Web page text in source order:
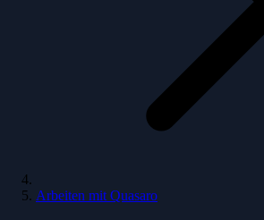
Arbeiten mit Quasaro